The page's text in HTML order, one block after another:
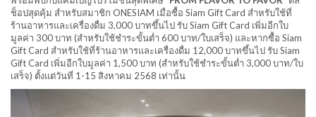
ช็อปสุดคุ้ม สำหรับสมาชิก ONESIAM เมื่อซื้อ Siam Gift Card สำหรับใช้ที่
ร้านอาหารและเครื่องดื่ม 3,000 บาทขึ้นไป รับ Siam Gift Card เพิ่มอีกใบ
มูลค่า 300 บาท (สำหรับใช้ชำระขั้นต่ำ 600 บาท/ใบเสร็จ) และหากซื้อ Siam
Gift Card สำหรับใช้ที่ร้านอาหารและเครื่องดื่ม 12,000 บาทขึ้นไป รับ Siam
Gift Card เพิ่มอีกใบมูลค่า 1,500 บาท (สำหรับใช้ชำระขั้นต่ำ 3,000 บาท/ใบ
เสร็จ) ตั้งแต่วันที่ 1-15 สิงหาคม 2568 เท่านั้น